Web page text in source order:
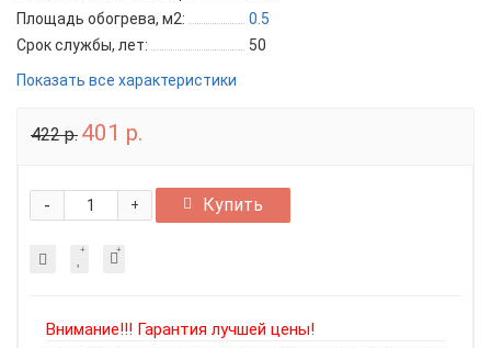
Площадь обогрева, м2:
0.5
Срок службы, лет:
50
Показать все характеристики
422 р. 401 р.
+
- Купить
Внимание!!! Гарантия лучшей цены!